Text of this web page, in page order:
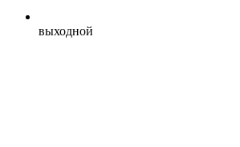
выходной